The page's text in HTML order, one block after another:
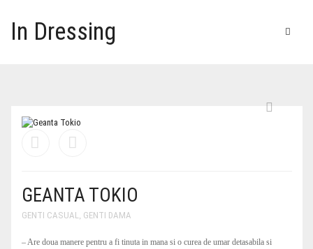
In Dressing
GEANTA TOKIO
GENTI CASUAL, GENTI DAMA
– Are doua manere pentru a fi tinuta in mana si o curea de umar detasabila si